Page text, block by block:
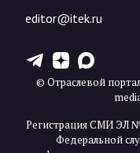
editor@itek.ru
T Z X
© Отраслевой
Регистрация СМИ ЭЛ
Федеральной